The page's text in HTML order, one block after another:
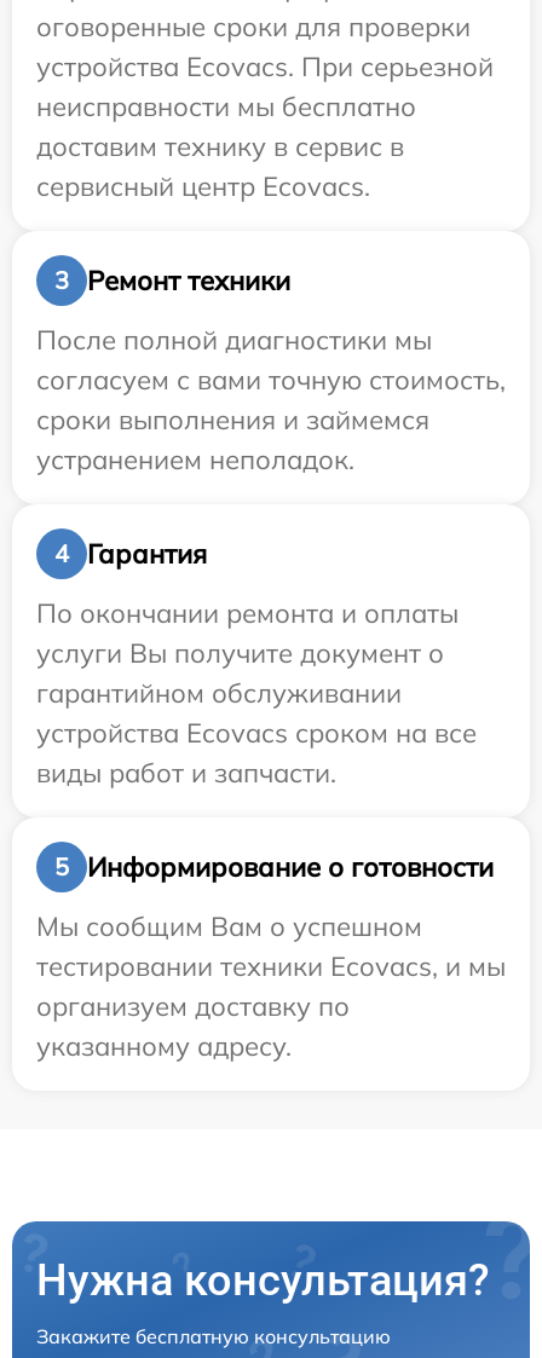
оговоренные сроки для проверки
устройства Ecovacs. При серьезной
неисправности мы бесплатно
доставим технику в сервис в
сервисный центр Ecovacs.
3
Ремонт техники
После полной диагностики мы
согласуем с вами точную стоимость,
сроки выполнения и займемся
устранением неполадок.
4
Гарантия
По окончании ремонта и оплаты
услуги Вы получите документ о
гарантийном обслуживании
устройства Ecovacs сроком на все
виды работ и запчасти.
5
Информирование о готовности
Мы сообщим Вам о успешном
тестировании техники Ecovacs, и мы
организуем доставку по
указанному адресу.
Нужна консультация?
Закажите бесплатную консультацию